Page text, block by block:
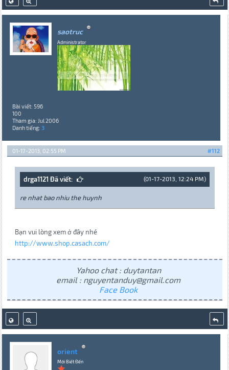
saotruc
Administrator
Bài viết: 596
100
Tham gia: Jul 2006
Danh tiếng: 3
#112
01-17-2013, 02:55 PM
(01-17-2013, 12:24 PM)
drga1121 Đã viết:
re nhat bao nhiu the huynh
Bạn vui lòng xem ở đây nhé
http://www.shop.casach.com/
Yahoo chat : duytantan
email : nguyentanduy@gmail.com
Face Book
orient
Mới Biết Đến